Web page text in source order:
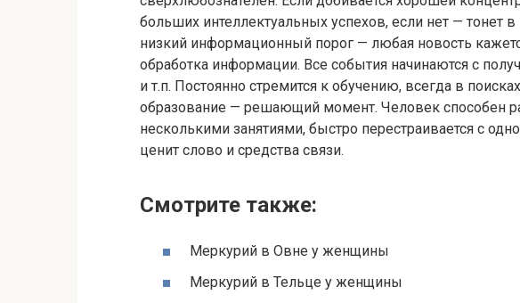
больших интеллектуальных успехов, если нет — тонет
низкий информационный порог — любая новость
обработка информации. Все события начинаются с
и т.п. Постоянно стремится к обучению, всегда в
образование — решающий момент. Человек способен
несколькими занятиями, быстро перестраивается с
ценит слово и средства связи.
Смотрите также:
Меркурий в Овне у женщины
Меркурий в Тельце у женщины